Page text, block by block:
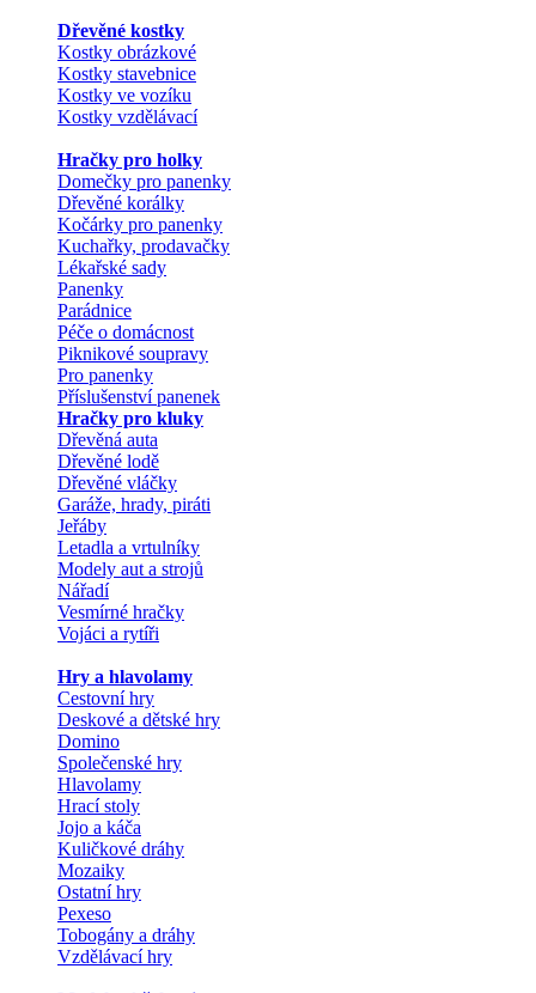
Dřevěné kostky
Kostky obrázkové
Kostky stavebnice
Kostky ve vozíku
Kostky vzdělávací
Hračky pro holky
Domečky pro panenky
Dřevěné korálky
Kočárky pro panenky
Kuchařky, prodavačky
Lékařské sady
Panenky
Parádnice
Péče o domácnost
Piknikové soupravy
Pro panenky
Příslušenství panenek
Hračky pro kluky
Dřevěná auta
Dřevěné lodě
Dřevěné vláčky
Garáže, hrady, piráti
Jeřáby
Letadla a vrtulníky
Modely aut a strojů
Nářadí
Vesmírné hračky
Vojáci a rytíři
Hry a hlavolamy
Cestovní hry
Deskové a dětské hry
Domino
Společenské hry
Hlavolamy
Hrací stoly
Jojo a káča
Kuličkové dráhy
Mozaiky
Ostatní hry
Pexeso
Tobogány a dráhy
Vzdělávací hry